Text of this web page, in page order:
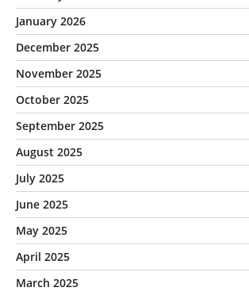
January 2026
December 2025
November 2025
October 2025
September 2025
August 2025
July 2025
June 2025
May 2025
April 2025
March 2025